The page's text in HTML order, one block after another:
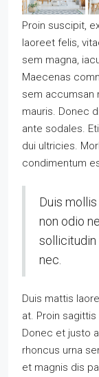
Proin suscipit,
laoreet felis,
sem magna,
Maecenas
sem accumsan
mauris. Donec
ante sodales.
dui ultricies.
condimentum
Duis
non odio
sollicitudin
nec.
Duis mattis
at. Proin
Donec et justo
rhoncus urna
et magnis dis